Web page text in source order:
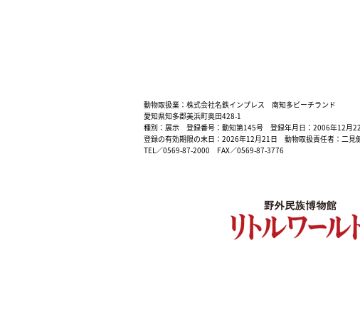
動物取扱業：株式会社名鉄インプレス 南知多ビーチランド
愛知県知多郡美浜町奥田428-1
種別：展示 登録番号：動知第145号 登録年月日：2006年12月
登録の有効期限の末日：2026年12月21日 動物取扱責任者：二見
TEL／0569-87-2000 FAX／0569-87-3776